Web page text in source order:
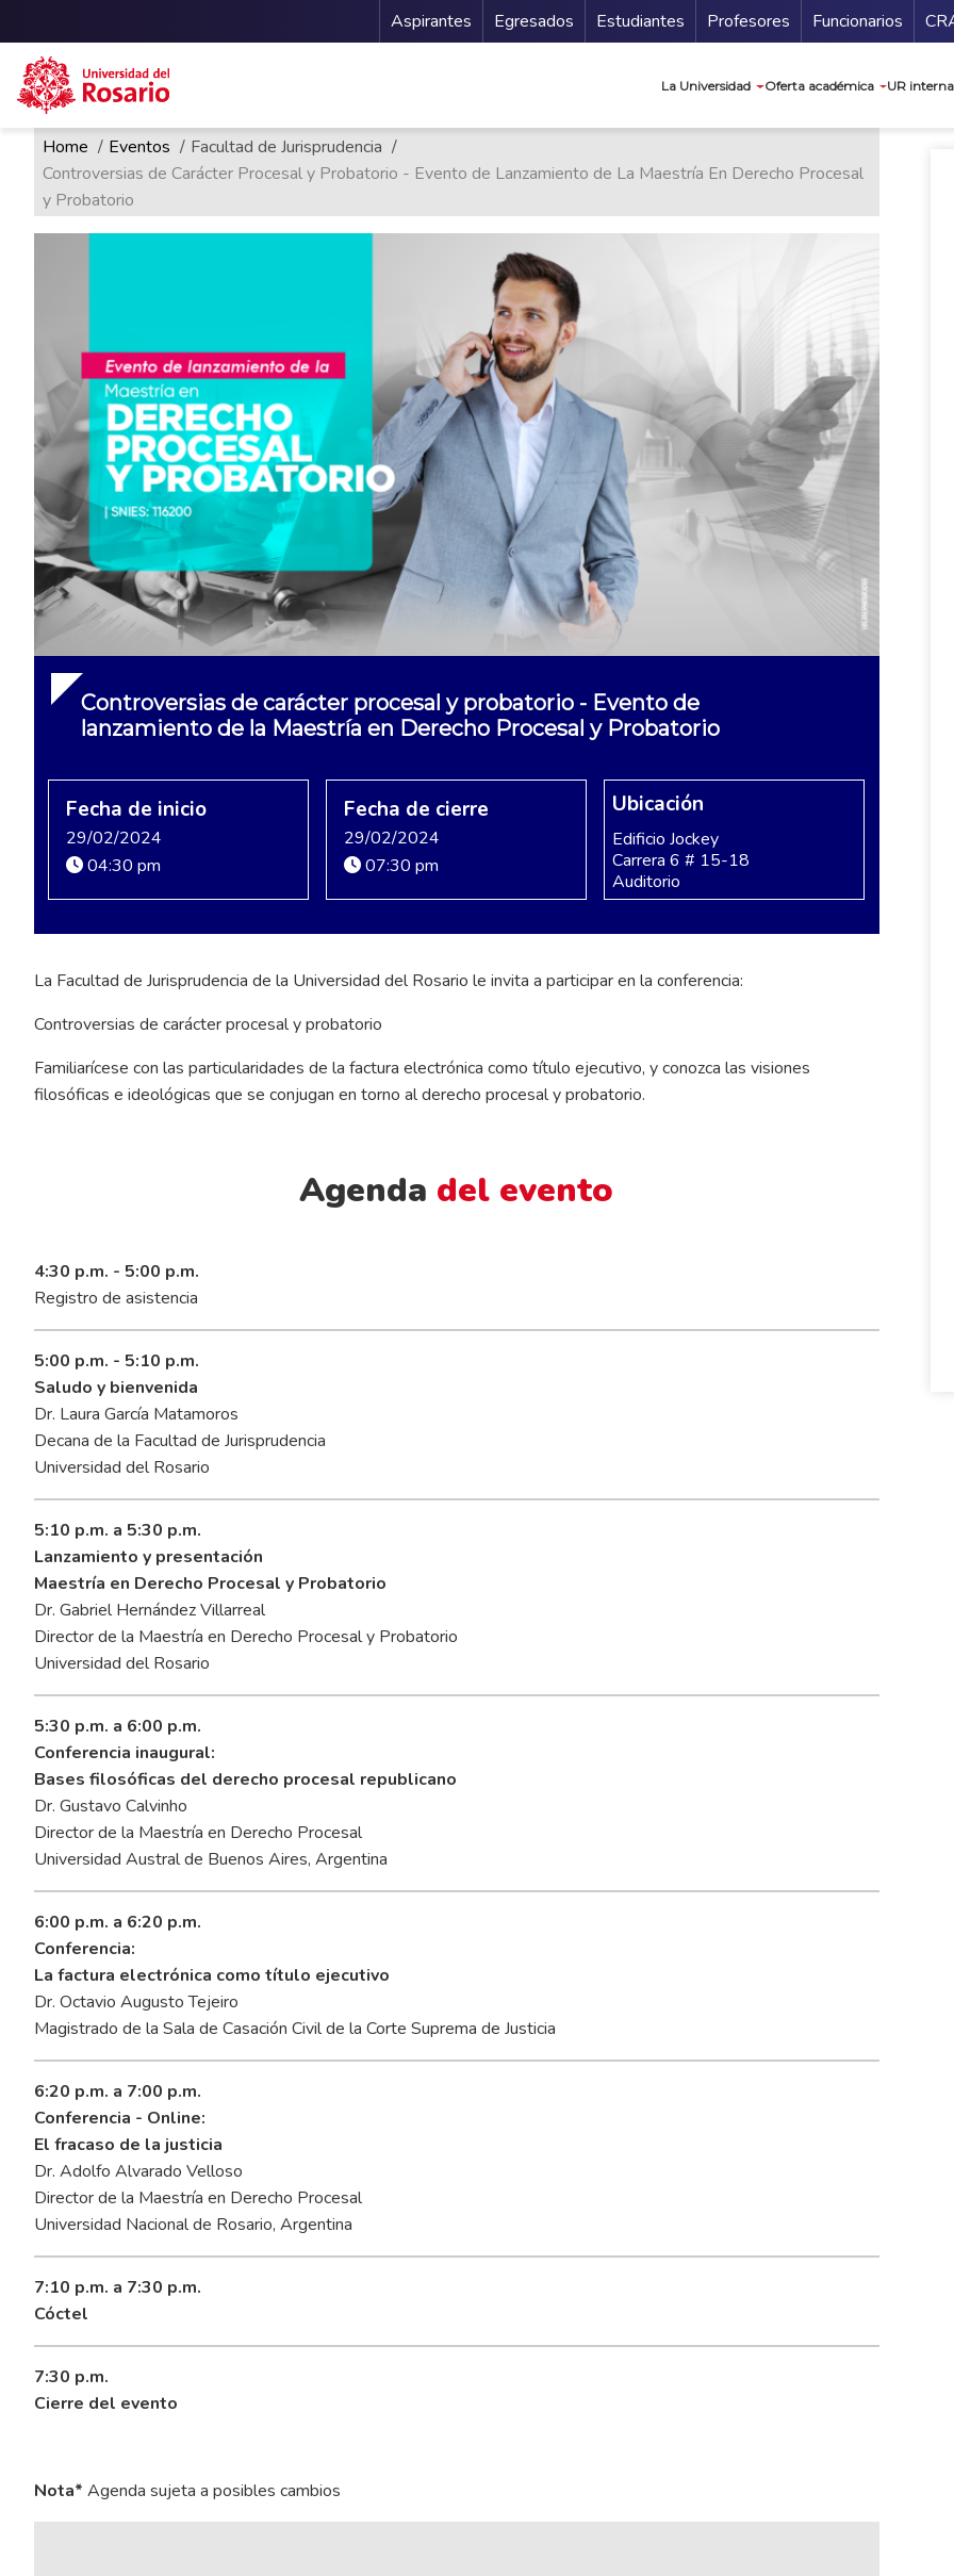
Pasar al contenido principal
Menu Secundario
Aspirantes Egresados Estudiantes Profesores Funcionarios
La Universidad Oferta académica UR
Ruta de navegación
Home Eventos
Facultad de Jurisprudencia
Controversias de Carácter Procesal y Probatorio - Evento de Lanzamiento de La Maestría En Derecho Procesal
y Probatorio
Controversias de carácter procesal y probatorio - Evento de
lanzamiento de la Maestría en Derecho Procesal y Probatorio
Fecha de inicio
29/02/2024
04:30 pm
Fecha de cierre
29/02/2024
07:30 pm
Ubicación
Edificio Jockey
Carrera 6 # 15-18
Auditorio
La Facultad de Jurisprudencia de la Universidad del Rosario le invita a participar en la conferencia:
Controversias de carácter procesal y probatorio
Familiarícese con las particularidades de la factura electrónica como título ejecutivo, y conozca las visiones
filosóficas e ideológicas que se conjugan en torno al derecho procesal y probatorio.
Agenda del evento
4:30 p.m. - 5:00 p.m.
Registro de asistencia
5:00 p.m. - 5:10 p.m.
Saludo y bienvenida
Dr. Laura García Matamoros
Decana de la Facultad de Jurisprudencia
Universidad del Rosario
5:10 p.m. a 5:30 p.m.
Lanzamiento y presentación
Maestría en Derecho Procesal y Probatorio
Dr. Gabriel Hernández Villarreal
Director de la Maestría en Derecho Procesal y Probatorio
Universidad del Rosario
5:30 p.m. a 6:00 p.m.
Conferencia inaugural:
Bases filosóficas del derecho procesal republicano
Dr. Gustavo Calvinho
Director de la Maestría en Derecho Procesal
Universidad Austral de Buenos Aires, Argentina
6:00 p.m. a 6:20 p.m.
Conferencia:
La factura electrónica como título ejecutivo
Dr. Octavio Augusto Tejeiro
Magistrado de la Sala de Casación Civil de la Corte Suprema de Justicia
6:20 p.m. a 7:00 p.m.
Conferencia - Online:
El fracaso de la justicia
Dr. Adolfo Alvarado Velloso
Director de la Maestría en Derecho Procesal
Universidad Nacional de Rosario, Argentina
7:10 p.m. a 7:30 p.m.
Cóctel
7:30 p.m.
Cierre del evento
Nota* Agenda sujeta a posibles cambios